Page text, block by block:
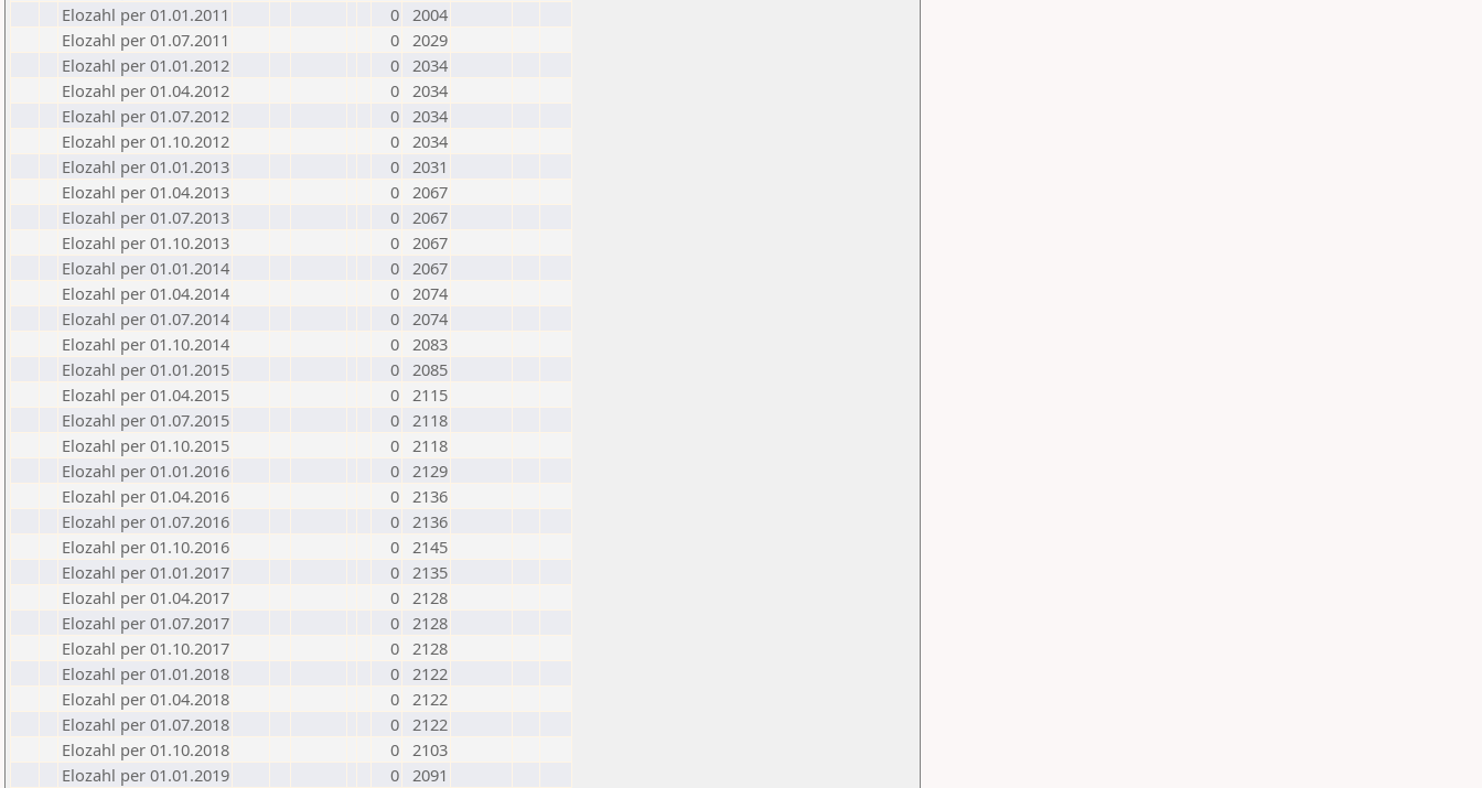
Elozahl per 01.01.2011
0 2004
Elozahl per 01.07.2011
0 2029
Elozahl per 01.01.2012
0 2034
Elozahl per 01.04.2012
0 2034
Elozahl per 01.07.2012
0 2034
Elozahl per 01.10.2012
0 2034
Elozahl per 01.01.2013
0 2031
Elozahl per 01.04.2013
0 2067
Elozahl per 01.07.2013
0 2067
Elozahl per 01.10.2013
0 2067
Elozahl per 01.01.2014
0 2067
Elozahl per 01.04.2014
0 2074
Elozahl per 01.07.2014
0 2074
Elozahl per 01.10.2014
0 2083
Elozahl per 01.01.2015
0 2085
Elozahl per 01.04.2015
0 2115
Elozahl per 01.07.2015
0 2118
Elozahl per 01.10.2015
0 2118
Elozahl per 01.01.2016
0 2129
Elozahl per 01.04.2016
0 2136
Elozahl per 01.07.2016
0 2136
Elozahl per 01.10.2016
0 2145
Elozahl per 01.01.2017
0 2135
Elozahl per 01.04.2017
0 2128
Elozahl per 01.07.2017
0 2128
Elozahl per 01.10.2017
0 2128
Elozahl per 01.01.2018
0 2122
Elozahl per 01.04.2018
0 2122
Elozahl per 01.07.2018
0 2122
Elozahl per 01.10.2018
0 2103
Elozahl per 01.01.2019
0 2091